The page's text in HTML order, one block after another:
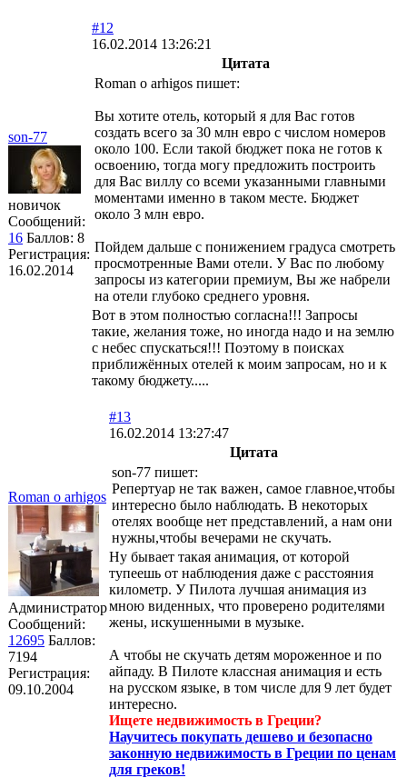
son-77
новичок
Сообщений:
16 Баллов: 8
Регистрация:
16.02.2014
#12
16.02.2014 13:26:21
Цитата
Roman o arhigos пишет:
Вы хотите отель, который я для Вас готов
создать всего за 30 млн евро с числом номеров
около 100. Если такой бюджет пока не готов к
освоению, тогда могу предложить построить
для Вас виллу со всеми указанными главными
моментами именно в таком месте. Бюджет
около 3 млн евро.
Пойдем дальше с понижением градуса смотреть
просмотренные Вами отели. У Вас по любому
запросы из категории премиум, Вы же набрели
на отели глубоко среднего уровня.
Вот в этом полностью согласна!!! Запросы
такие, желания тоже, но иногда надо и на землю
с небес спускаться!!! Поэтому в поисках
приближённых отелей к моим запросам, но и к
такому бюджету.....
Roman o arhigos
Администратор
Сообщений:
12695 Баллов:
7194
Регистрация:
09.10.2004
#13
16.02.2014 13:27:47
Цитата
son-77 пишет:
Репертуар не так важен, самое главное,чтобы
интересно было наблюдать. В некоторых
отелях вообще нет представлений, а нам они
нужны,чтобы вечерами не скучать.
Ну бывает такая анимация, от которой
тупеешь от наблюдения даже с расстояния
километр. У Пилота лучшая анимация из
мною виденных, что проверено родителями
жены, искушенными в музыке.
А чтобы не скучать детям мороженное и по
айпаду. В Пилоте классная анимация и есть
на русском языке, в том числе для 9 лет будет
интересно.
Ищете недвижимость в Греции?
Научитесь покупать дешево и безопасно
законную недвижимость в Греции по ценам
для греков!